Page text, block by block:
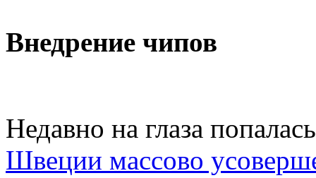
Внедрение чипов
Недавно на глаза
Швеции массово